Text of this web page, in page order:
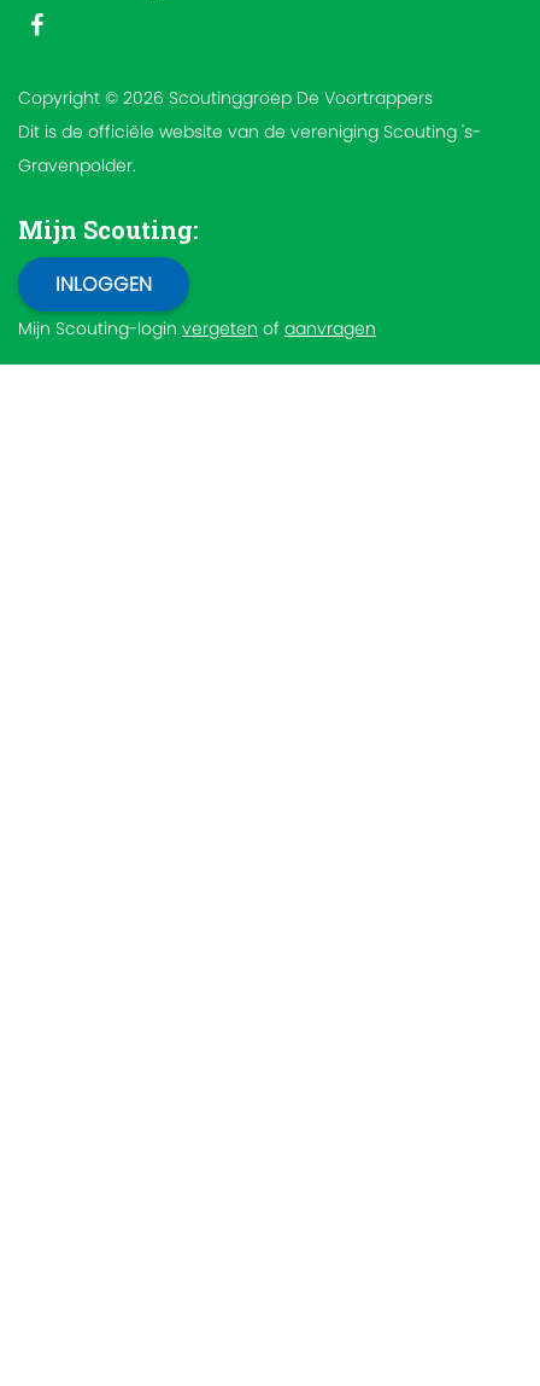
Copyright © 2026 Scoutinggroep De Voortrappers
Dit is de officiële website van de vereniging Scouting 's-
Gravenpolder.
Mijn Scouting:
Mijn Scouting-login vergeten of aanvragen